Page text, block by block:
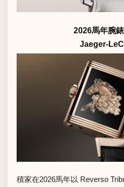
2026馬年腕錶
Jaeger-
積家在2026馬年以 Reverso